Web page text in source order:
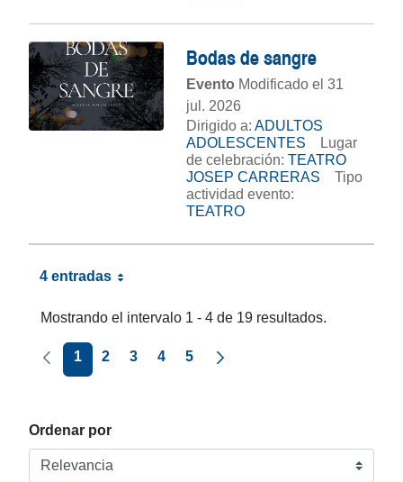
Ordenar por
Bodas de sangre
Evento Modificado el 31
jul. 2026
Dirigido a: ADULTOS
ADOLESCENTES
Lugar
de celebración: TEATRO
JOSEP CARRERAS
Tipo
actividad evento:
TEATRO
4 entradas
Mostrando el intervalo 1 - 4 de 19 resultados.
Página anterior
1 2 3 4 5